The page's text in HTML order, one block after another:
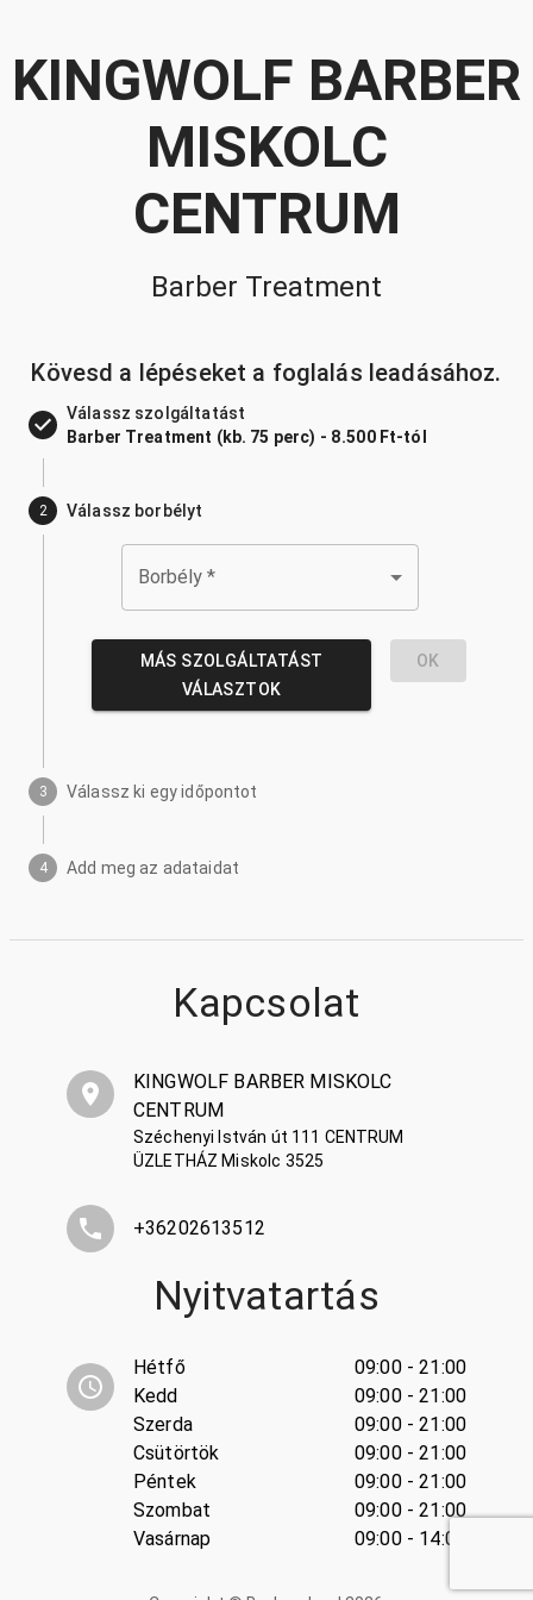
KINGWOLF BARBER
MISKOLC
CENTRUM
Barber Treatment
Kövesd a lépéseket a foglalás leadásához.
Válassz szolgáltatást
Barber Treatment (kb. 75 perc) - 8.500 Ft-tól
2 Válassz borbélyt
Borbély *
MÁS SZOLGÁLTATÁST
VÁLASZTOK
OK
3 Válassz ki egy időpontot
4 Add meg az adataidat
Kapcsolat
KINGWOLF BARBER MISKOLC
CENTRUM
Széchenyi István út 111 CENTRUM
ÜZLETHÁZ Miskolc 3525
+36202613512
Nyitvatartás
Hétfő
Kedd
Szerda
Csütörtök
Péntek
Szombat
Vasárnap
09:00 - 21:00
09:00 - 21:00
09:00 - 21:00
09:00 - 21:00
09:00 - 21:00
09:00 - 21:00
09:00 - 14:00